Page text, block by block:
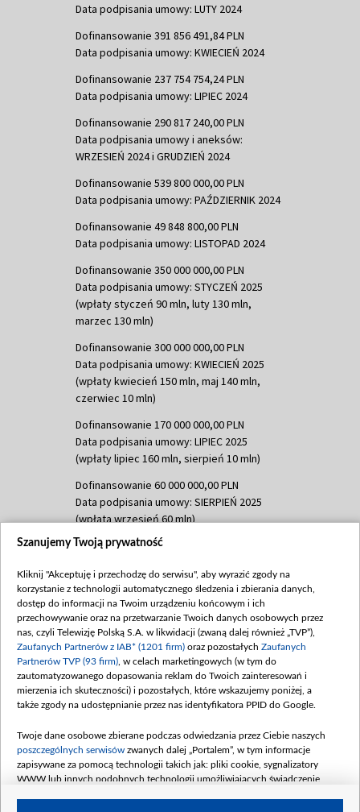
Data podpisania umowy: LUTY 2024
Dofinansowanie 391 856 491,84 PLN
Data podpisania umowy: KWIECIEŃ 2024
Dofinansowanie 237 754 754,24 PLN
Data podpisania umowy: LIPIEC 2024
Dofinansowanie 290 817 240,00 PLN
Data podpisania umowy i aneksów:
WRZESIEŃ 2024 i GRUDZIEŃ 2024
Dofinansowanie 539 800 000,00 PLN
Data podpisania umowy: PAŹDZIERNIK 2024
Dofinansowanie 49 848 800,00 PLN
Data podpisania umowy: LISTOPAD 2024
Dofinansowanie 350 000 000,00 PLN
Data podpisania umowy: STYCZEŃ 2025
(wpłaty styczeń 90 mln, luty 130 mln,
marzec 130 mln)
Dofinansowanie 300 000 000,00 PLN
Data podpisania umowy: KWIECIEŃ 2025
(wpłaty kwiecień 150 mln, maj 140 mln,
czerwiec 10 mln)
Dofinansowanie 170 000 000,00 PLN
Data podpisania umowy: LIPIEC 2025
(wpłaty lipiec 160 mln, sierpień 10 mln)
Dofinansowanie 60 000 000,00 PLN
Data podpisania umowy: SIERPIEŃ 2025
(wpłata wrzesień 60 mln)
Dofinansowanie 635 783 051,21 PLN
(wpłata wrzesień 100 mln, październik 350
mln, listopad 265 mln)
Dofinansowanie 48 862 000,00 PLN
Data podpisania umowy: GRUDZIEŃ 2025
(wpłata grudzień 60,548 mln)
Dofinansowanie 900 000 000,00 PLN
Data podpisania umowy: LUTY 2026 (wpłata
kwiecień 180 mln, 7 maja 180 mln, 8
czerwca 90 mln)
Dofinansowanie 250 000 000,00 PLN
Szanujemy Twoją prywatność
Kliknij "Akceptuję i przechodzę do serwisu", aby wyrazić zgody na
korzystanie z technologii automatycznego śledzenia i zbierania danych,
dostęp do informacji na Twoim urządzeniu końcowym i ich
przechowywanie oraz na przetwarzanie Twoich danych osobowych przez
nas, czyli Telewizję Polską S.A. w likwidacji (zwaną dalej również „TVP”),
Zaufanych Partnerów z IAB* (1201 firm) oraz pozostałych Zaufanych
Partnerów TVP (93 firm) , w celach marketingowych (w tym do
zautomatyzowanego dopasowania reklam do Twoich zainteresowań i
mierzenia ich skuteczności) i pozostałych, które wskazujemy poniżej, a
także zgody na udostępnianie przez nas identyfikatora PPID do Google.
Twoje dane osobowe zbierane podczas odwiedzania przez Ciebie naszych
poszczególnych serwisów zwanych dalej „Portalem”, w tym informacje
zapisywane za pomocą technologii takich jak: pliki cookie, sygnalizatory
WWW lub innych podobnych technologii umożliwiających świadczenie